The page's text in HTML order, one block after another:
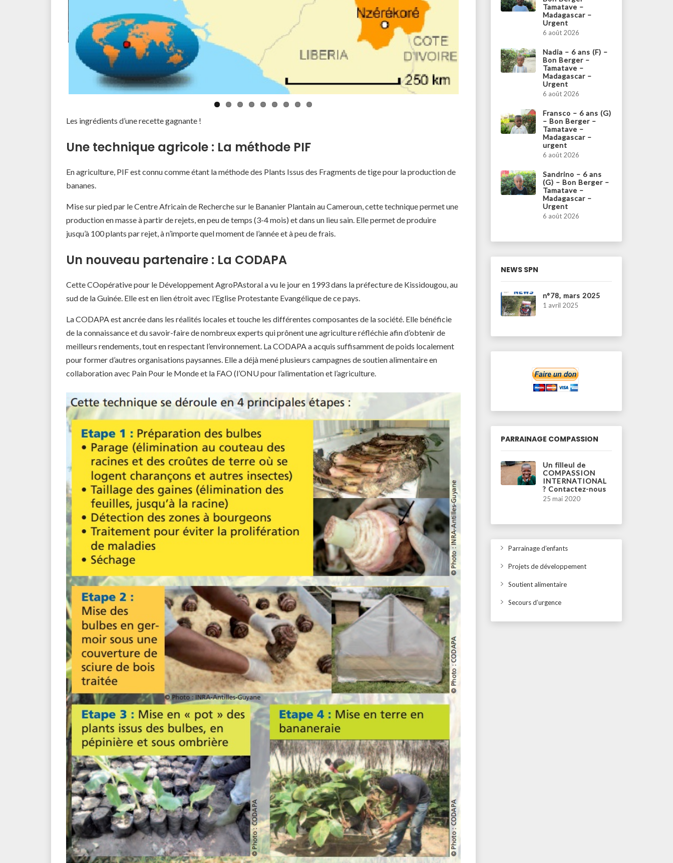
Les ingrédients d’une recette gagnante !
Une technique agricole : La méthode PIF
En agriculture, PIF est connu comme étant la méthode des Plants Issus des Fragments de tige pour la production de
bananes.
Mise sur pied par le Centre Africain de Recherche sur le Bananier Plantain au Cameroun, cette technique permet une
production en masse à partir de rejets, en peu de temps (3-4 mois) et dans un lieu sain. Elle permet de produire
jusqu’à 100 plants par rejet, à n’importe quel moment de l’année et à peu de frais.
Un nouveau partenaire : La CODAPA
Cette COopérative pour le Développement AgroPAstoral a vu le jour en 1993 dans la préfecture de Kissidougou, au
sud de la Guinée. Elle est en lien étroit avec l’Eglise Protestante Evangélique de ce pays.
La CODAPA est ancrée dans les réalités locales et touche les différentes composantes de la société. Elle bénéficie
de la connaissance et du savoir-faire de nombreux experts qui prônent une agriculture réfléchie afin d’obtenir de
meilleurs rendements, tout en respectant l’environnement. La CODAPA a acquis suffisamment de poids localement
pour former d’autres organisations paysannes. Elle a déjà mené plusieurs campagnes de soutien alimentaire en
collaboration avec Pain Pour le Monde et la FAO (l’ONU pour l’alimentation et l’agriculture.
Tamatave –
Madagascar –
Urgent
6 août 2026
Nadia – 6 ans (F) –
Bon Berger –
Tamatave –
Madagascar –
Urgent
6 août 2026
Fransco – 6 ans (G)
– Bon Berger –
Tamatave –
Madagascar –
urgent
6 août 2026
Sandrino – 6 ans
(G) – Bon Berger –
Tamatave –
Madagascar –
Urgent
6 août 2026
NEWS SPN
n°78, mars 2025
1 avril 2025
PARRAINAGE COMPASSION
Un filleul de
COMPASSION
INTERNATIONAL
? Contactez-nous
25 mai 2020
Parrainage d’enfants
Projets de développement
Soutient alimentaire
Secours d’urgence